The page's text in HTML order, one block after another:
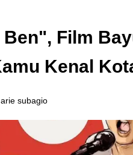
Film
Kenal
arie subagio